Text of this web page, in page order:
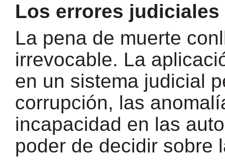
Los errores judiciales
La pena de muerte
irrevocable. La
en un sistema judicial
corrupción, las
incapacidad en las
poder de decidir sobre